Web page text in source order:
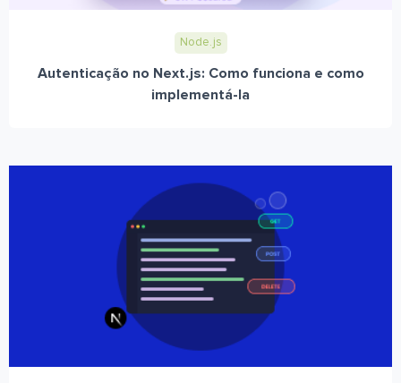
Node.js
Autenticação no Next.js: Como funciona e como
implementá-la